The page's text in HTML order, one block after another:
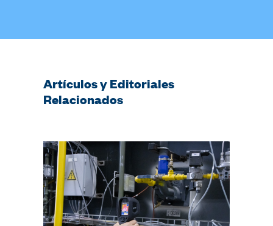
Artículos y Editoriales
Relacionados